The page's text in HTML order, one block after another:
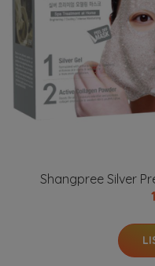
Shangpree Silver